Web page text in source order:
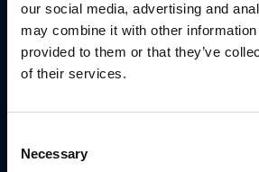
our social media, advertising and
may combine it with other information
provided to them or that they’ve
of their services.
Selection
Necessary
Autamme mielellämme, jotta
parhaan ratkaisun. Otathan yhteyttä
sähköpostitse tai verkkolomakkeen